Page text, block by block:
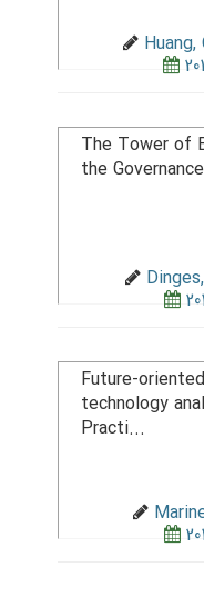
The Tower
the
Future-
technology
Practi...